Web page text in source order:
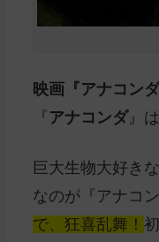
映画『アナコンダ
『 アナコンダ』
巨大生物大好き
なのが『アナコ
で、狂喜乱舞！